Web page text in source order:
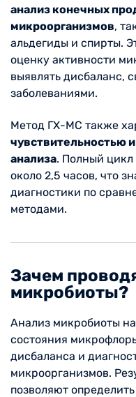
анализ конечных
микроорганизмов,
альдегиды и спирты.
оценку активности
выявлять дисбаланс,
заболеваниями.
Метод ГХ-МС также
чувствительностью
анализа. Полный цикл
около 2,5 часов, что
диагностики по
методами.
Зачем
микробиоты?
Анализ микробиоты
состояния
дисбаланса и
микроорганизмов.
позволяют